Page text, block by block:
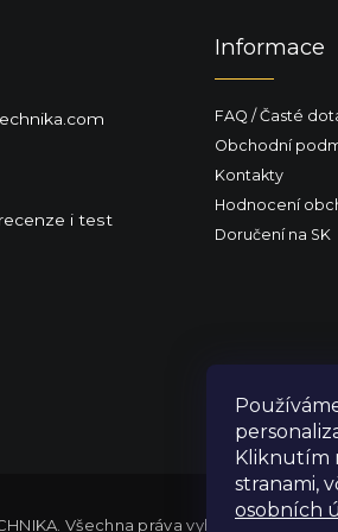
Kliknutím
stranami,
osobních
i test
Informace
FAQ / Časté
Obchodní
Kontakty
Hodnocení
Doručení na SK
. Všechna práva vyhrazena.